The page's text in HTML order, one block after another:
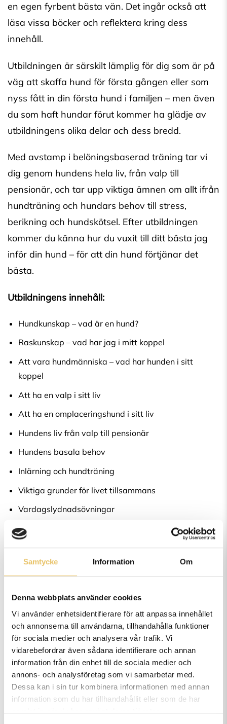
Samtycke Information Om
Denna webbplats använder cookies
Vi använder enhetsidentifierare för att anpassa innehållet
och annonserna till användarna, tillhandahålla funktioner
för sociala medier och analysera vår trafik. Vi
vidarebefordrar även sådana identifierare och annan
information från din enhet till de sociala medier och
annons- och analysföretag som vi samarbetar med.
Dessa kan i sin tur kombinera informationen med annan
information som du har tillhandahållit eller som de har
samlat in när du har använt deras tjänster.
en egen fyrbent bästa vän. Det ingår också att
läsa vissa böcker och reflektera kring dess
innehåll.
Utbildningen är särskilt lämplig för dig som är på
väg att skaffa hund för första gången eller som
nyss fått in din första hund i familjen – men även
du som haft hundar förut kommer ha glädje av
utbildningens olika delar och dess bredd.
Med avstamp i belöningsbaserad träning tar vi
dig genom hundens hela liv, från valp till
pensionär, och tar upp viktiga ämnen om allt ifrån
hundträning och hundars behov till stress,
berikning och hundskötsel. Efter utbildningen
kommer du känna hur du vuxit till ditt bästa jag
inför din hund – för att din hund förtjänar det
bästa.
Utbildningens innehåll:
Hundkunskap – vad är en hund?
Raskunskap – vad har jag i mitt koppel
Att vara hundmänniska – vad har hunden i sitt
koppel
Att ha en valp i sitt liv
Att ha en omplaceringshund i sitt liv
Hundens liv från valp till pensionär
Hundens basala behov
Inlärning och hundträning
Viktiga grunder för livet tillsammans
Vardagslydnadsövningar
Nosarbete
Foderkunskap
Hundens friskvård
Stress och rädslor
Myter och missförstånd
Lagar och regler kring hundar
Etik i livet med hund
Litteratur ingår ej.
Lärare:Helena Eriksson och Tina Gavling